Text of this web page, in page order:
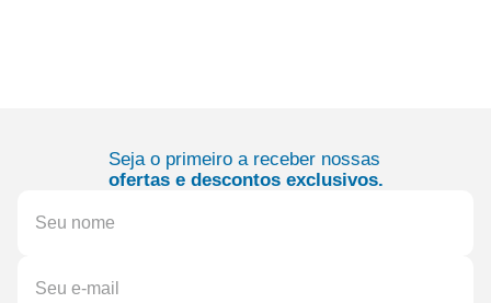
Seja o primeiro a receber nossas
ofertas e descontos exclusivos.